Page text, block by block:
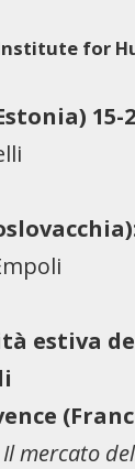
for
15-
:
estiva
Il mercato